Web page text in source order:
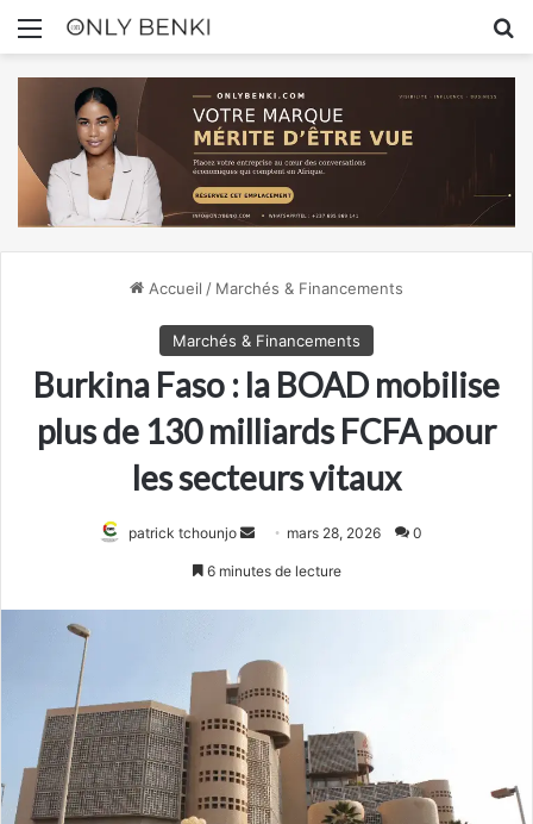
Menu
Accueil / Marchés & Financements
Marchés & Financements
Burkina Faso : la BOAD mobilise
plus de 130 milliards FCFA pour
les secteurs vitaux
patrick tchounjo
Envoyermars 28, 2026 0
6 minutes de lecture